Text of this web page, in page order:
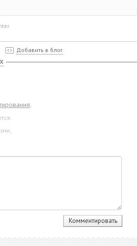
Добавить в блог
.